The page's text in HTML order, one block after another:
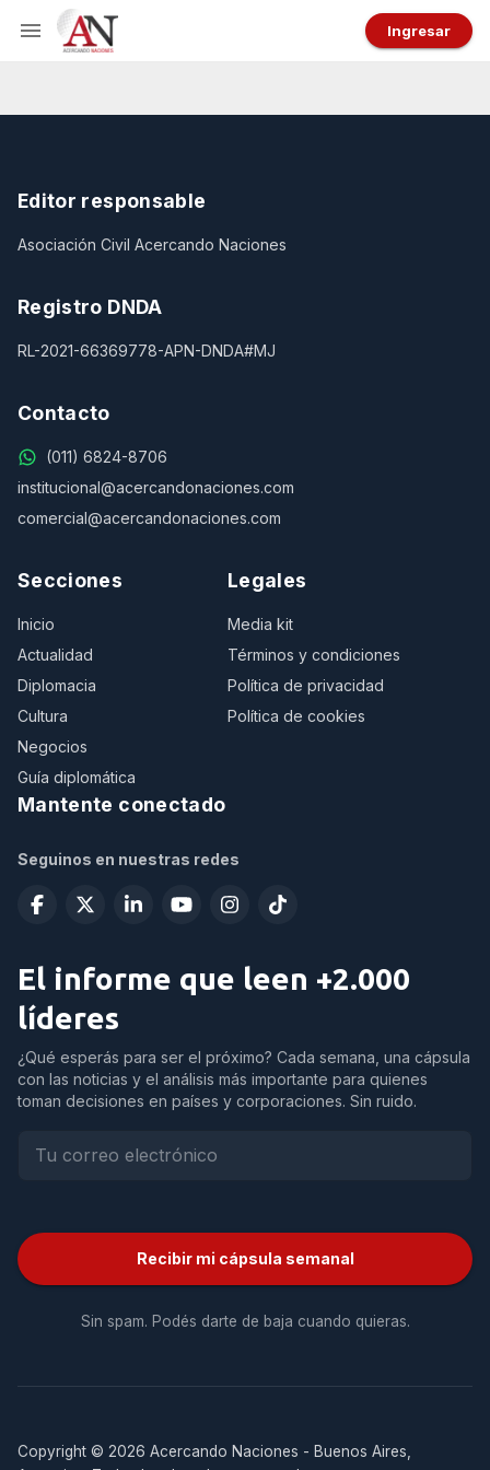
Ingresar
Editor responsable
Asociación Civil Acercando Naciones
Registro DNDA
RL-2021-66369778-APN-DNDA#MJ
Contacto
(011) 6824-8706
institucional@acercandonaciones.com
comercial@acercandonaciones.com
Secciones
Inicio
Actualidad
Diplomacia
Cultura
Negocios
Guía diplomática
Legales
Media kit
Términos y condiciones
Política de privacidad
Política de cookies
Mantente conectado
Seguinos en nuestras redes
El informe que leen +2.000
líderes
¿Qué esperás para ser el próximo? Cada semana, una cápsula
con las noticias y el análisis más importante para quienes
toman decisiones en países y corporaciones. Sin ruido.
Recibir mi cápsula semanal
Sin spam. Podés darte de baja cuando quieras.
Copyright © 2026 Acercando Naciones - Buenos Aires,